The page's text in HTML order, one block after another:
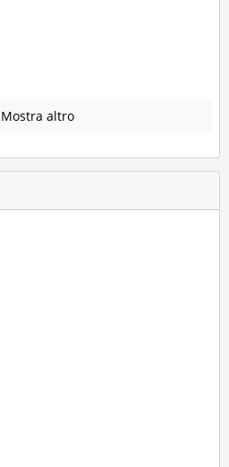
Mostra altro